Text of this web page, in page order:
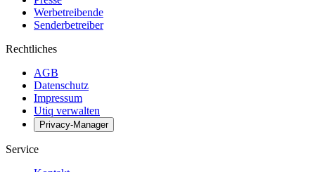
Werbetreibende
Senderbetreiber
Rechtliches
AGB
Datenschutz
Impressum
Utiq verwalten
Privacy-Manager
Service